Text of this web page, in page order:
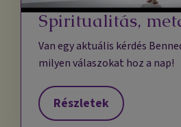
Spiritualitás,
Van egy aktuális kérdés
milyen válaszokat hoz a nap!
Részletek